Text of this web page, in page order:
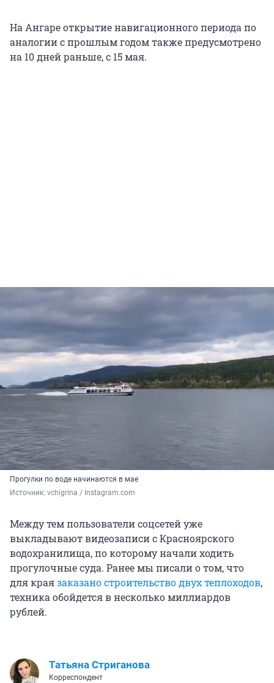
На Ангаре открытие навигационного периода по
аналогии с прошлым годом также предусмотрено
на 10 дней раньше, с 15 мая.
Прогулки по воде начинаются в мае
Источник: vchigrina / Instagram.com
Между тем пользователи соцсетей уже
выкладывают видеозаписи с Красноярского
водохранилища, по которому начали ходить
прогулочные суда. Ранее мы писали о том, что
для краязаказано строительство двух теплоходов,
техника обойдется в несколько миллиардов
рублей.
Татьяна Стриганова
Корреспондент